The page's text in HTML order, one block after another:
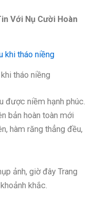
Với Nụ Cười Hoàn
tháo niềng
được niềm hạnh phúc.
bản hoàn toàn mới
hàm răng thẳng đều,
ảnh, giờ đây Trang
khắc.